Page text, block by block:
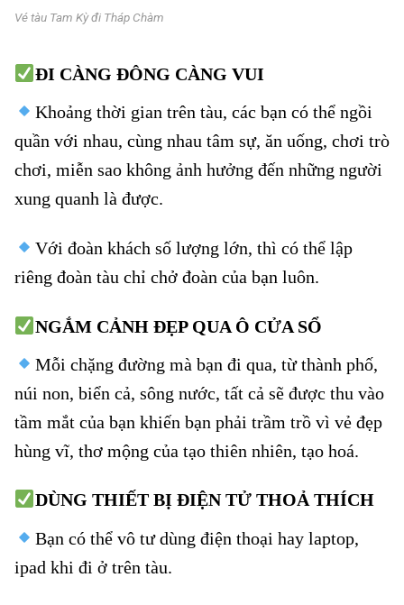
Vé tàu Tam Kỳ đi Tháp Chàm
ĐI CÀNG ĐÔNG CÀNG VUI
Khoảng thời gian trên tàu, các bạn có thể ngồi
quần với nhau, cùng nhau tâm sự, ăn uống, chơi trò
chơi, miễn sao không ảnh hưởng đến những người
xung quanh là được.
Với đoàn khách số lượng lớn, thì có thể lập
riêng đoàn tàu chỉ chở đoàn của bạn luôn.
NGẮM CẢNH ĐẸP QUA Ô CỬA SỔ
Mỗi chặng đường mà bạn đi qua, từ thành phố,
núi non, biển cả, sông nước, tất cả sẽ được thu vào
tầm mắt của bạn khiến bạn phải trầm trồ vì vẻ đẹp
hùng vĩ, thơ mộng của tạo thiên nhiên, tạo hoá.
DÙNG THIẾT BỊ ĐIỆN TỬ THOẢ THÍCH
Bạn có thể vô tư dùng điện thoại hay laptop,
ipad khi đi ở trên tàu.